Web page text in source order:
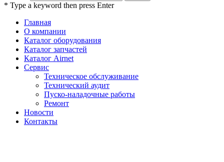
* Type a keyword then press Enter
Главная
О компании
Каталог оборудования
Каталог запчастей
Каталог Airnet
Сервис
Техническое обслуживание
Технический аудит
Пуско-наладочные работы
Ремонт
Новости
Контакты